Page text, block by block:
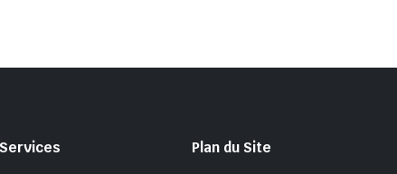
Plan du Site